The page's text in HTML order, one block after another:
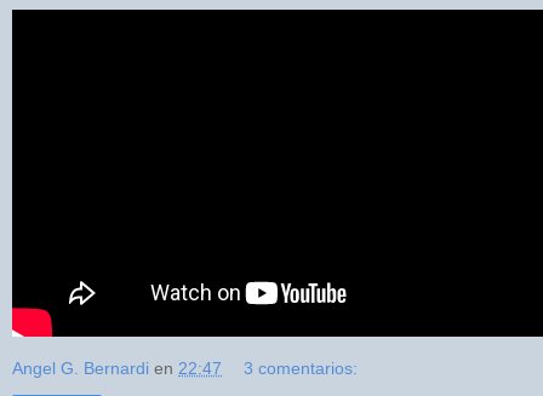
Angel G. Bernardi en 22:47 3 comentarios: